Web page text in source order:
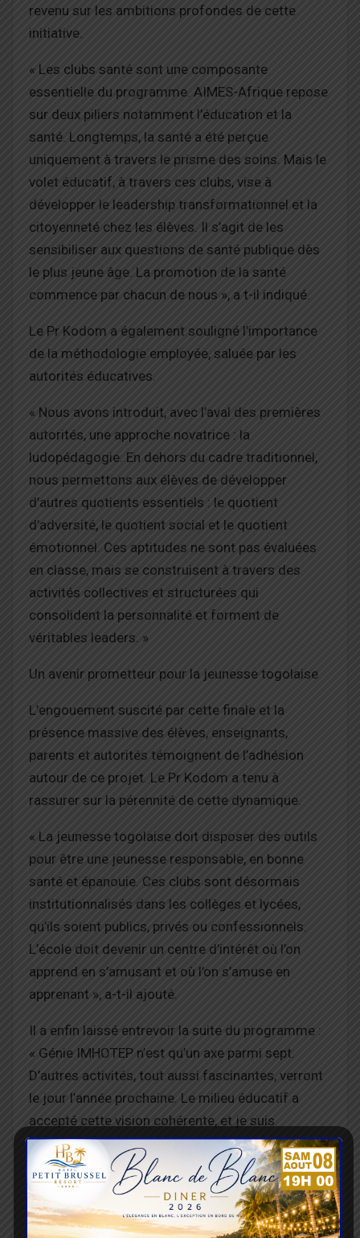
revenu sur les ambitions profondes de cette
initiative.
« Les clubs santé sont une composante
essentielle du programme. AIMES-Afrique repose
sur deux piliers notamment l’éducation et la
santé. Longtemps, la santé a été perçue
uniquement à travers le prisme des soins. Mais le
volet éducatif, à travers ces clubs, vise à
développer le leadership transformationnel et la
citoyenneté chez les élèves. Il s’agit de les
sensibiliser aux questions de santé publique dès
le plus jeune âge. La promotion de la santé
commence par chacun de nous », a t-il indiqué.
Le Pr Kodom a également souligné l’importance
de la méthodologie employée, saluée par les
autorités éducatives.
« Nous avons introduit, avec l’aval des premières
autorités, une approche novatrice : la
ludopédagogie. En dehors du cadre traditionnel,
nous permettons aux élèves de développer
d’autres quotients essentiels : le quotient
d’adversité, le quotient social et le quotient
émotionnel. Ces aptitudes ne sont pas évaluées
en classe, mais se construisent à travers des
activités collectives et structurées qui
consolident la personnalité et forment de
véritables leaders. »
Un avenir prometteur pour la jeunesse togolaise
L’engouement suscité par cette finale et la
présence massive des élèves, enseignants,
parents et autorités témoignent de l’adhésion
autour de ce projet. Le Pr Kodom a tenu à
rassurer sur la pérennité de cette dynamique.
« La jeunesse togolaise doit disposer des outils
pour être une jeunesse responsable, en bonne
santé et épanouie. Ces clubs sont désormais
institutionnalisés dans les collèges et lycées,
qu’ils soient publics, privés ou confessionnels.
L’école doit devenir un centre d’intérêt où l’on
apprend en s’amusant et où l’on s’amuse en
apprenant », a-t-il ajouté.
Il a enfin laissé entrevoir la suite du programme :
« Génie IMHOTEP n’est qu’un axe parmi sept.
D’autres activités, tout aussi fascinantes, verront
le jour l’année prochaine. Le milieu éducatif a
accepté cette vision cohérente, et je suis
convaincu que nous assisterons à un engouement
encore plus grand. »
En remportant cette édition 2026, le Lycée
d’Adétikopé inscrit son nom au palmarès de cette